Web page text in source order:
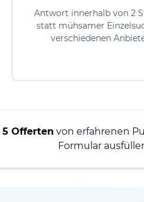
Antwort innerhalb von 2
statt mühsamer
verschiedenen
5 Offerten von erfahrenen
Formular